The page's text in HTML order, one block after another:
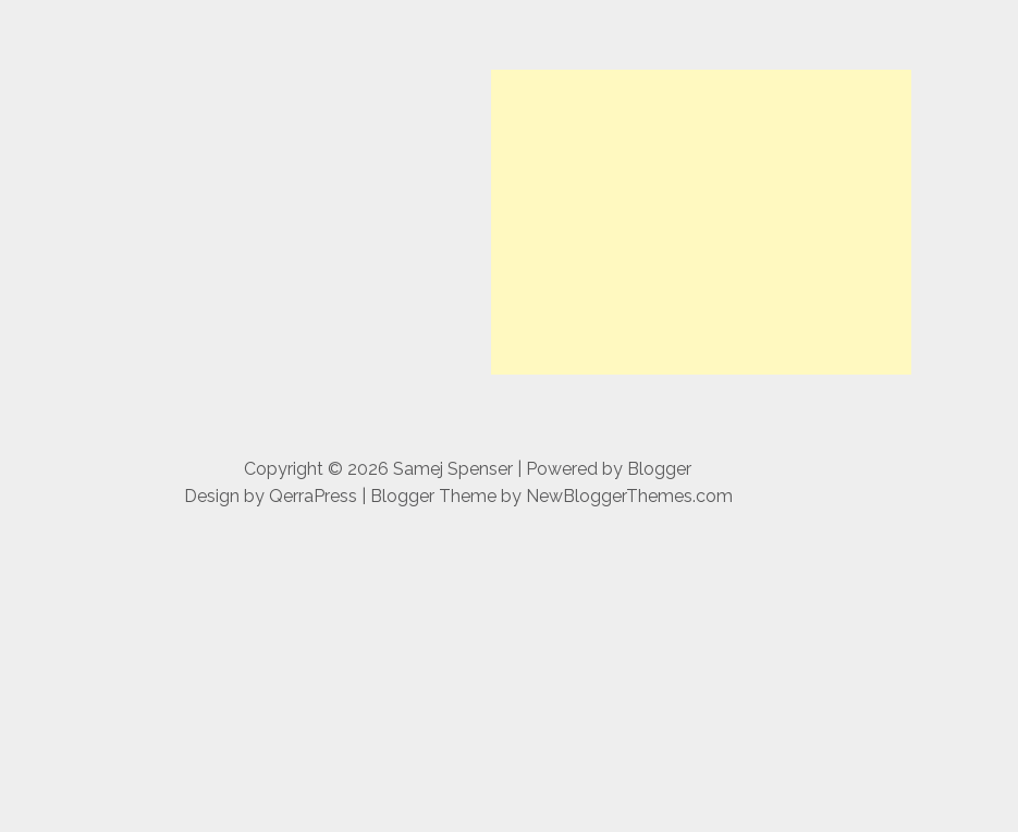
Copyright © 2026 Samej Spenser| Powered by Blogger
Design by QerraPress | Blogger Theme by NewBloggerThemes.com